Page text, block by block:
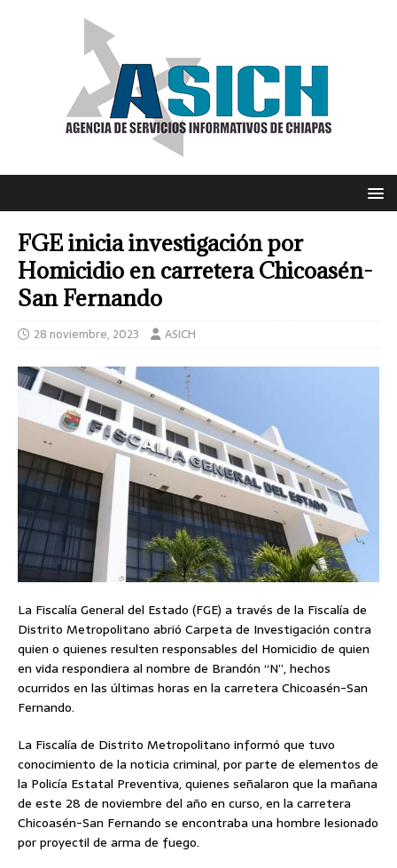
FGE inicia investigación por
Homicidio en carretera Chicoasén-
San Fernando
28 noviembre, 2023 ASICH
La Fiscalía General del Estado (FGE) a través de la Fiscalía de
Distrito Metropolitano abrió Carpeta de Investigación contra
quien o quienes resulten responsables del Homicidio de quien
en vida respondiera al nombre de Brandón “N”, hechos
ocurridos en las últimas horas en la carretera Chicoasén-San
Fernando.
La Fiscalía de Distrito Metropolitano informó que tuvo
conocimiento de la noticia criminal, por parte de elementos de
la Policía Estatal Preventiva, quienes señalaron que la mañana
de este 28 de noviembre del año en curso, en la carretera
Chicoasén-San Fernando se encontraba una hombre lesionado
por proyectil de arma de fuego.